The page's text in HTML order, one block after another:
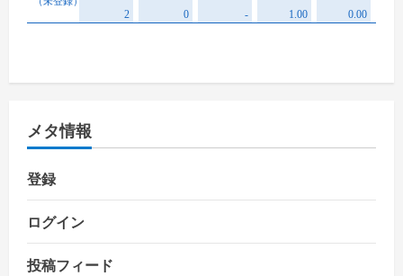
メタ情報
登録
ログイン
投稿フィード